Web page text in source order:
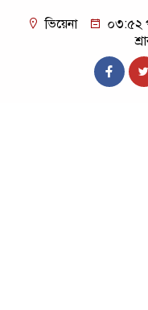
ভিয়েনা
০৩:৫২